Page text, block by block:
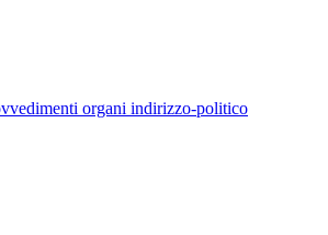
organi indirizzo-politico